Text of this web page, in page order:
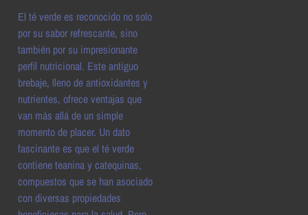
El té verde es reconocido no solo
por su sabor refrescante, sino
también por su impresionante
perfil nutricional. Este antiguo
brebaje, lleno de antioxidantes y
nutrientes, ofrece ventajas que
van más allá de un simple
momento de placer. Un dato
fascinante es que el té verde
contiene teanina y catequinas,
compuestos que se han asociado
con diversas propiedades